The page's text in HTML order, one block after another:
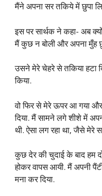
मैंने अपना सर तकिये में छुपा
इस पर सार्थक ने कहा- अब क्यों
मैं कुछ न बोली और अपना मुँह
उसने मेरे चेहरे से तकिया हटा
किया.
वो फिर से मेरे ऊपर आ गया
दिया. मैं सामने लगे शीशे में
थी. ऐसा लग रहा था, जैसे मेरे
कुछ देर की चुदाई के बाद हम
होकर वापस आयी. मैं अपनी
मना कर दिया.